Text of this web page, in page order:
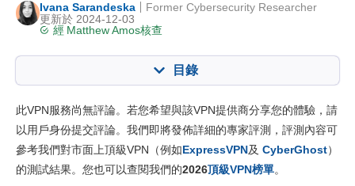
Ivana Sarandeska
更新於 2024-12-03
經 Matthew Amos核查
Former Cybersecurity Researcher
目錄
主要功能 6.7
安裝及App 6.0
此VPN服務尚無評論。若您希望與該VPN提供商分享您的體驗，請
以用戶身份提交評論。我們即將發佈詳細的專家評測，評測內容可
參考我們對市面上頂級VPN（例如ExpressVPN及 CyberGhost）
的測試結果。您也可以查閱我們的2026頂級VPN榜單。